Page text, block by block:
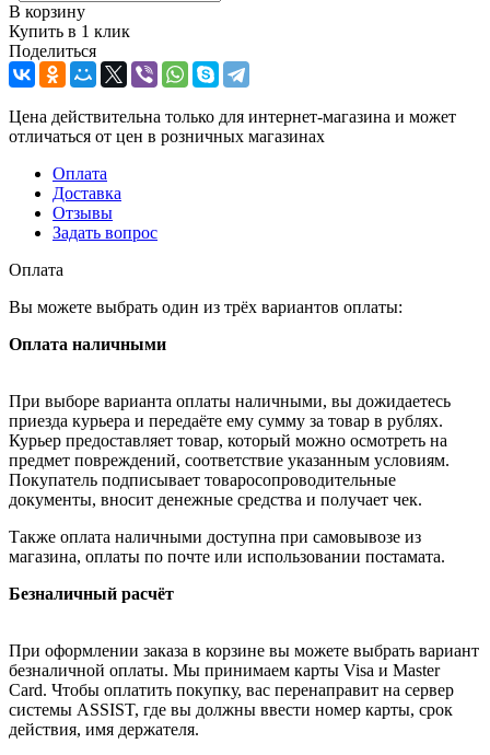
В корзину
Купить в 1 клик
Поделиться
Цена действительна только для интернет-магазина и может
отличаться от цен в розничных магазинах
Оплата
Доставка
Отзывы
Задать вопрос
Оплата
Вы можете выбрать один из трёх вариантов оплаты:
Оплата наличными
При выборе варианта оплаты наличными, вы дожидаетесь
приезда курьера и передаёте ему сумму за товар в рублях.
Курьер предоставляет товар, который можно осмотреть на
предмет повреждений, соответствие указанным условиям.
Покупатель подписывает товаросопроводительные
документы, вносит денежные средства и получает чек.
Также оплата наличными доступна при самовывозе из
магазина, оплаты по почте или использовании постамата.
Безналичный расчёт
При оформлении заказа в корзине вы можете выбрать вариант
безналичной оплаты. Мы принимаем карты Visa и Master
Card. Чтобы оплатить покупку, вас перенаправит на сервер
системы ASSIST, где вы должны ввести номер карты, срок
действия, имя держателя.